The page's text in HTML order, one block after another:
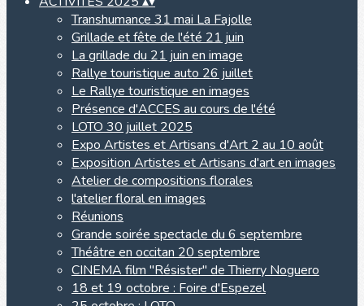
Transhumance 31 mai La Fajolle
Grillade et fête de l'été 21 juin
La grillade du 21 juin en image
Rallye touristique auto 26 juillet
Le Rallye touristique en images
Présence d'ACCES au cours de l'été
LOTO 30 juillet 2025
Expo Artistes et Artisans d'Art 2 au 10 août
Exposition Artistes et Artisans d'art en images
Atelier de compositions florales
l'atelier floral en images
Réunions
Grande soirée spectacle du 6 septembre
Théâtre en occitan 20 septembre
CINEMA film "Résister" de Thierry Noguero
18 et 19 octobre : Foire d'Espezel